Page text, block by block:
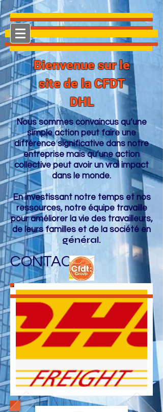
Bienvenue sur le
site de la CFDT
DHL
Nous sommes convaincus qu’une
simple action peut faire une
différence significative dans notre
entreprise mais qu’une action
collective peut avoir un vrai impact
dans le monde.
En investissant notre temps et nos
ressources, notre équipe travaille
pour améliorer la vie des travailleurs,
de leurs familles et de la société en
général.
CONTACT